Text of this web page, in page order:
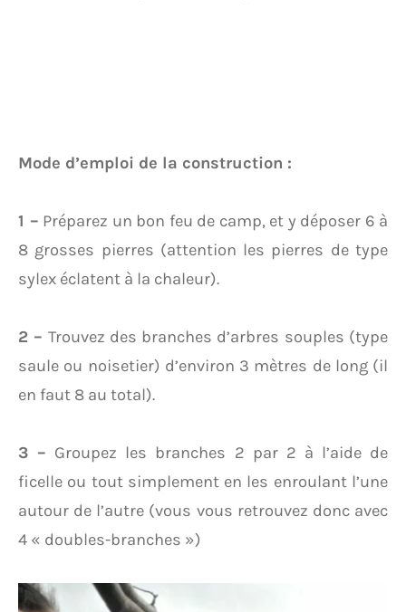
Mode d’emploi de la construction :
1 – Préparez un bon feu de camp, et y déposer 6 à
8 grosses pierres (attention les pierres de type
sylex éclatent à la chaleur).
2 – Trouvez des branches d’arbres souples (type
saule ou noisetier) d’environ 3 mètres de long (il
en faut 8 au total).
3 – Groupez les branches 2 par 2 à l’aide de
ficelle ou tout simplement en les enroulant l’une
autour de l’autre (vous vous retrouvez donc avec
4 « doubles-branches »)